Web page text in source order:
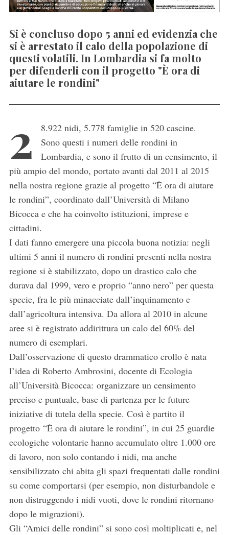
Si è concluso dopo 5 anni ed evidenzia che
si è arrestato il calo della popolazione di
questi volatili. In Lombardia si fa molto
per difenderli con il progetto "È ora di
aiutare le rondini"
2
8.922 nidi, 5.778 famiglie in 520 cascine.
Sono questi i numeri delle rondini in
Lombardia, e sono il frutto di un censimento, il
più ampio del mondo, portato avanti dal 2011 al 2015
nella nostra regione grazie al progetto “È ora di aiutare
le rondini”, coordinato dall’Università di Milano
Bicocca e che ha coinvolto istituzioni, imprese e
cittadini.
I dati fanno emergere una piccola buona notizia: negli
ultimi 5 anni il numero di rondini presenti nella nostra
regione si è stabilizzato, dopo un drastico calo che
durava dal 1999, vero e proprio “anno nero” per questa
specie, fra le più minacciate dall’inquinamento e
dall’agricoltura intensiva. Da allora al 2010 in alcune
aree si è registrato addirittura un calo del 60% del
numero di esemplari.
Dall’osservazione di questo drammatico crollo è nata
l’idea di Roberto Ambrosini, docente di Ecologia
all’Università Bicocca: organizzare un censimento
preciso e puntuale, base di partenza per le future
iniziative di tutela della specie. Così è partito il
progetto “È ora di aiutare le rondini”, in cui 25 guardie
ecologiche volontarie hanno accumulato oltre 1.000 ore
di lavoro, non solo contando i nidi, ma anche
sensibilizzato chi abita gli spazi frequentati dalle rondini
su come comportarsi (per esempio, non disturbandole e
non distruggendo i nidi vuoti, dove le rondini ritornano
dopo le migrazioni).
Gli “Amici delle rondini” si sono così moltiplicati e, nel